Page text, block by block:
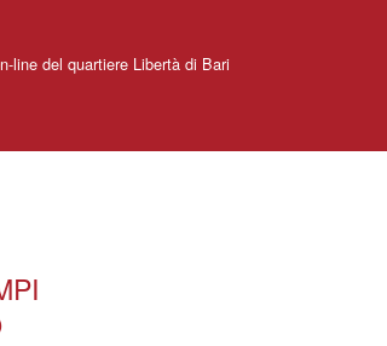
line del quartiere Libertà di Bari